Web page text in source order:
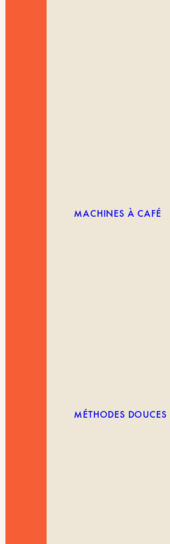
MACHINES À CAFÉ
MÉTHODES DOUCES